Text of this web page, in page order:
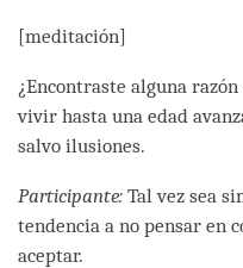
[meditación]
¿Encontraste alguna
vivir hasta una edad
salvo ilusiones.
Participante: Tal vez sea
tendencia a no pensar en
aceptar.